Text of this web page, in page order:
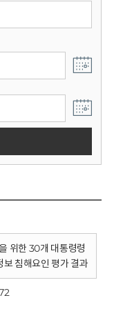
위한 30개 대통령령
침해요인 평가 결과